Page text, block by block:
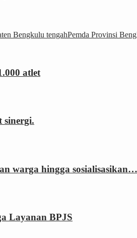
Bengkulu tengahPemda Provinsi
atlet
sinergi.
warga hingga sosialisasikan…
Layanan BPJS